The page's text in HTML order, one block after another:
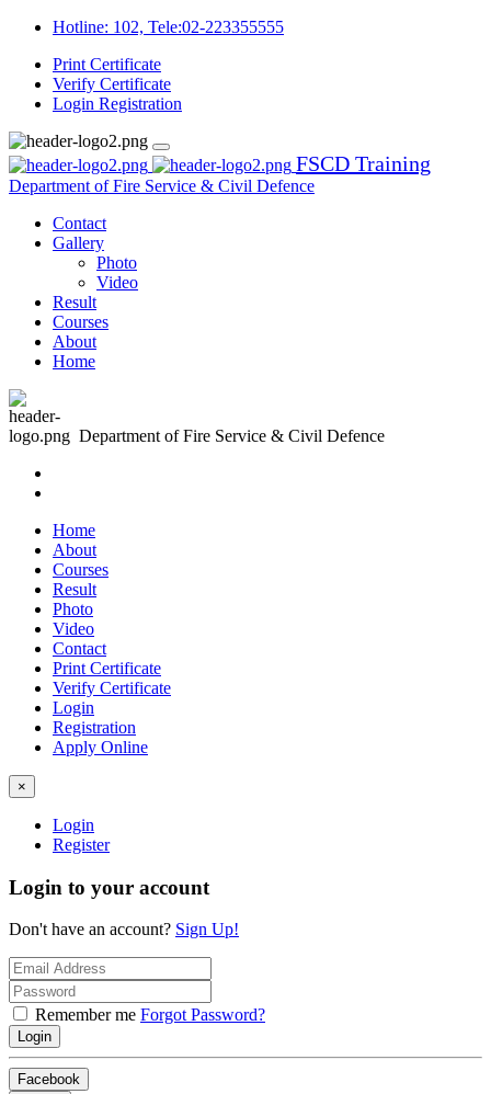
Hotline: 102, Tele:02-223355555
Print Certificate
Verify Certificate
Login Registration
FSCD Training
Department of Fire Service & Civil Defence
Contact
Gallery
Photo
Video
Result
Courses
About
Home
Department of Fire Service & Civil Defence
Home
About
Courses
Result
Photo
Video
Contact
Print Certificate
Verify Certificate
Login
Registration
Apply Online
×
Login
Register
Login to your account
Don't have an account? Sign Up!
Remember me Forgot Password?
Login
Facebook